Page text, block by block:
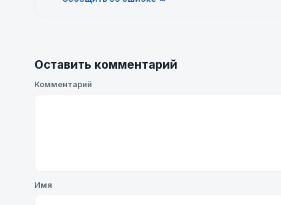
Оставить комментарий
Комментарий
Имя